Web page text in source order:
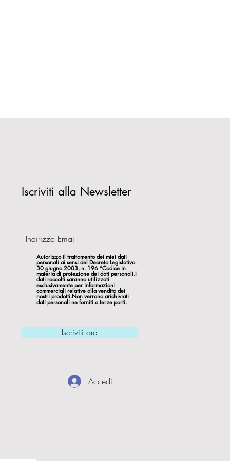
Iscriviti alla Newsletter
Autorizzo il trattamento dei miei dati
personali ai sensi del Decreto Legislativo
30 giugno 2003, n. 196 “Codice in
materia di protezione dei dati personali.I
dati raccolti saranno utilizzati
esclusivamente per informazioni
commerciali relative alla vendita dei
nostri prodotti.Non verrano arichiviati
dati personali ne forniti a terze parti.
Iscriviti ora
Accedi